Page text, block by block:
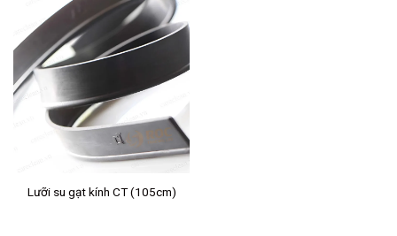
Lưỡi su gạt kính CT (105cm)